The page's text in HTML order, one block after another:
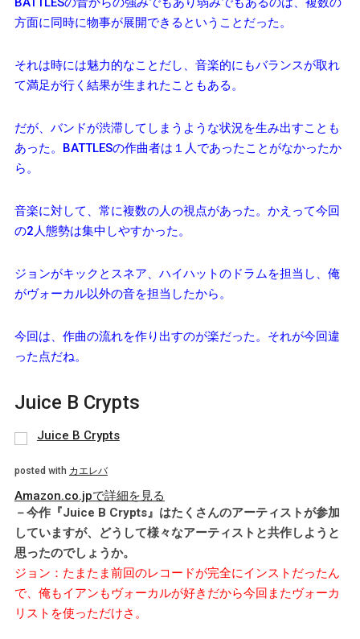
方面に同時に物事が展開できるということだった。
それは時には魅力的なことだし、音楽的にもバランスが取れ
て満足が行く結果が生まれたこともある。
だが、バンドが渋滞してしまうような状況を生み出すことも
あった。BATTLESの作曲者は１人であったことがなかったか
ら。
音楽に対して、常に複数の人の視点があった。かえって今回
の2人態勢は集中しやすかった。
ジョンがキックとスネア、ハイハットのドラムを担当し、俺
がヴォーカル以外の音を担当したから。
今回は、作曲の流れを作り出すのが楽だった。それが今回違
った点だね。
Juice B Crypts
Juice B Crypts
posted with カエレバ
Amazon.co.jpで詳細を見る
－今作『Juice B Crypts』はたくさんのアーティストが参加
していますが、どうして様々なアーティストと共作しようと
思ったのでしょうか。
ジョン：たまたま前回のレコードが完全にインストだったん
で、俺もイアンもヴォーカルが好きだから今回またヴォーカ
リストを使っただけさ。